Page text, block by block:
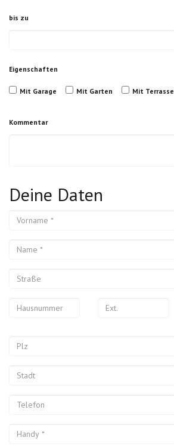
bis zu
Eigenschaften
Mit Garage Mit Garten Mit Terrasse
Kommentar
Deine Daten